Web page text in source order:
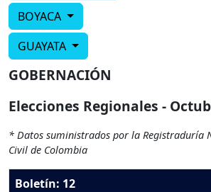
BOYACA
GUAYATA
GOBERNACIÓN
Elecciones Regionales -
* Datos suministrados por la Registraduría
Civil de Colombia
Boletín: 12